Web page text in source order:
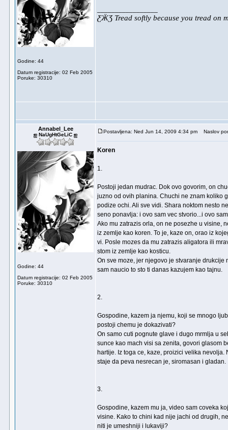
Godine: 44
Datum registracije: 02 Feb 2005
Poruke: 30310
ƸӜƷ Tread softly because you tread on
Annabel_Lee
ஐ NaUgHtGeLiC ஐ
Godine: 44
Datum registracije: 02 Feb 2005
Poruke: 30310
Postavljena: Ned Jun 14, 2009 4:34 pm Naslov
Koren
1.
Postoji jedan mudrac. Dok ovo govorim, on
juzno od ovih planina. Chuchi ne znam koliko
podize ochi. Ali sve vidi. Shara noktom nesto
seno ponavlja: i ovo sam vec stvorio...i ovo
Ako mu zatrazis orla, on ne posezhe u visine,
iz zemlje kao koren. To je, kaze on, orao iz
vi. Posle mozes da mu zatrazis aligatora ili
stom iz zemlje kao kosticu.
On sve moze, jer njegovo je stvaranje drukcije
sam naucio to sto ti danas kazujem kao tajnu.
2.
Gospodine, kazem ja njemu, koji se mnogo
postoji chemu je dokazivati?
On samo cuti pognute glave i dugo mrmlja u
sunce kao mach visi sa zenita, govori glasom
hartije. Iz toga ce, kaze, proizici velika nevolja.
staje da peva nesrecan je, siromasan i gladan.
3.
Gospodine, kazem mu ja, video sam coveka
visine. Kako to chini kad nije jachi od drugih,
niti je umeshniji i lukaviji?